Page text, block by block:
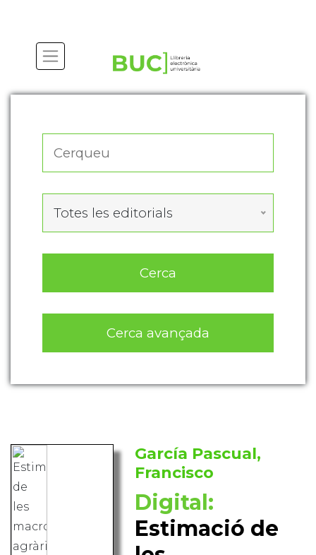
Totes les editorials
Cerca
Cerca avançada
García Pascual,
Francisco
Digital:
Estimació de